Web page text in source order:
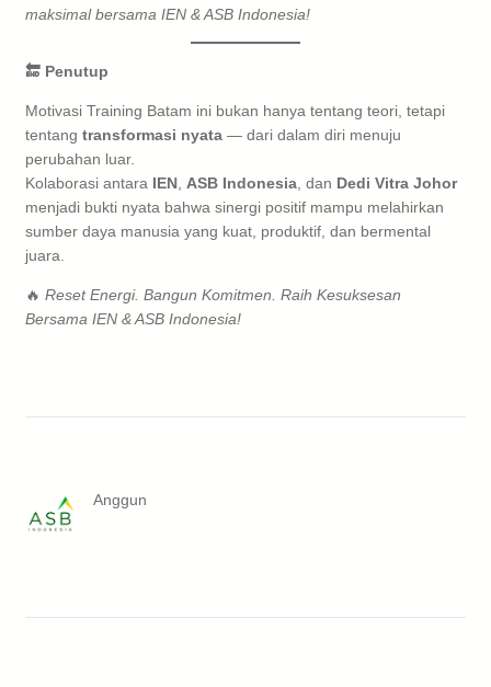
maksimal bersama IEN & ASB Indonesia!
🔚 Penutup
Motivasi Training Batam ini bukan hanya tentang teori, tetapi
tentang transformasi nyata — dari dalam diri menuju
perubahan luar.
Kolaborasi antara IEN ASB Indonesia , dan Dedi Vitra Johor
menjadi bukti nyata bahwa sinergi positif mampu melahirkan
sumber daya manusia yang kuat, produktif, dan bermental
juara.
🔥 Reset Energi. Bangun Komitmen. Raih Kesuksesan
Bersama IEN & ASB Indonesia!
Anggun